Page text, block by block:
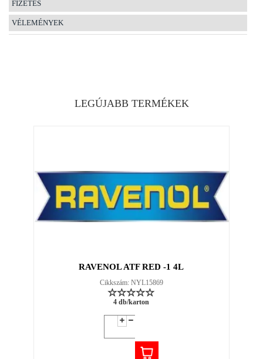
FIZETÉS
VÉLEMÉNYEK
LEGÚJABB TERMÉKEK
RAVENOL ATF RED -1 4L
Cikkszám: NYL15869
4 db/karton